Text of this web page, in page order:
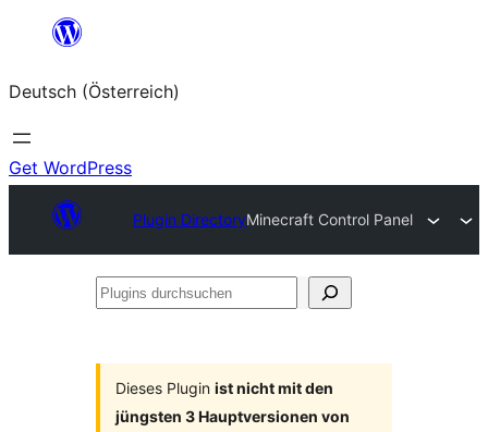
springen
Deutsch (Österreich)
Get WordPress
Plugin DirectoryMinecraft Control Panel
Plugins
Dieses Plugin ist nicht mit den
jüngsten 3 Hauptversionen von